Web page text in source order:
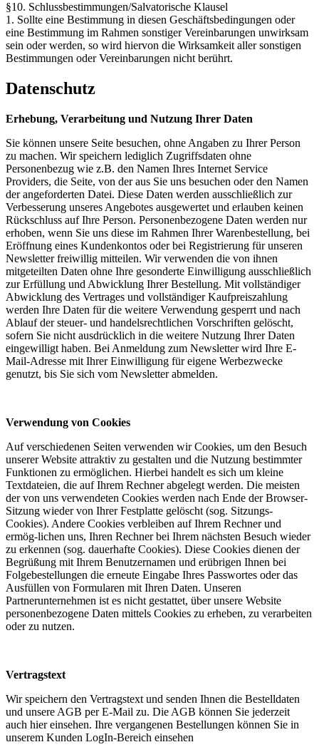
§10. Schlussbestimmungen/Salvatorische Klausel
1. Sollte eine Bestimmung in diesen Geschäftsbedingungen oder
eine Bestimmung im Rahmen sonstiger Vereinbarungen unwirksam
sein oder werden, so wird hiervon die Wirksamkeit aller sonstigen
Bestimmungen oder Vereinbarungen nicht berührt.
Datenschutz
Erhebung, Verarbeitung und Nutzung Ihrer Daten
Sie können unsere Seite besuchen, ohne Angaben zu Ihrer Person
zu machen. Wir speichern lediglich Zugriffsdaten ohne
Personenbezug wie z.B. den Namen Ihres Internet Service
Providers, die Seite, von der aus Sie uns besuchen oder den Namen
der angeforderten Datei. Diese Daten werden ausschließlich zur
Verbesserung unseres Angebotes ausgewertet und erlauben keinen
Rückschluss auf Ihre Person. Personenbezogene Daten werden nur
erhoben, wenn Sie uns diese im Rahmen Ihrer Warenbestellung, bei
Eröffnung eines Kundenkontos oder bei Registrierung für unseren
Newsletter freiwillig mitteilen. Wir verwenden die von ihnen
mitgeteilten Daten ohne Ihre gesonderte Einwilligung ausschließlich
zur Erfüllung und Abwicklung Ihrer Bestellung. Mit vollständiger
Abwicklung des Vertrages und vollständiger Kaufpreiszahlung
werden Ihre Daten für die weitere Verwendung gesperrt und nach
Ablauf der steuer- und handelsrechtlichen Vorschriften gelöscht,
sofern Sie nicht ausdrücklich in die weitere Nutzung Ihrer Daten
eingewilligt haben. Bei Anmeldung zum Newsletter wird Ihre E-
Mail-Adresse mit Ihrer Einwilligung für eigene Werbezwecke
genutzt, bis Sie sich vom Newsletter abmelden.
Verwendung von Cookies
Auf verschiedenen Seiten verwenden wir Cookies, um den Besuch
unserer Website attraktiv zu gestalten und die Nutzung bestimmter
Funktionen zu ermöglichen. Hierbei handelt es sich um kleine
Textdateien, die auf Ihrem Rechner abgelegt werden. Die meisten
der von uns verwendeten Cookies werden nach Ende der Browser-
Sitzung wieder von Ihrer Festplatte gelöscht (sog. Sitzungs-
Cookies). Andere Cookies verbleiben auf Ihrem Rechner und
ermög-lichen uns, Ihren Rechner bei Ihrem nächsten Besuch wieder
zu erkennen (sog. dauerhafte Cookies). Diese Cookies dienen der
Begrüßung mit Ihrem Benutzernamen und erübrigen Ihnen bei
Folgebestellungen die erneute Eingabe Ihres Passwortes oder das
Ausfüllen von Formularen mit Ihren Daten. Unseren
Partnerunternehmen ist es nicht gestattet, über unsere Website
personenbezogene Daten mittels Cookies zu erheben, zu verarbeiten
oder zu nutzen.
Vertragstext
Wir speichern den Vertragstext und senden Ihnen die Bestelldaten
und unsere AGB per E-Mail zu. Die AGB können Sie jederzeit
auch hier einsehen. Ihre vergangenen Bestellungen können Sie in
unserem Kunden LogIn-Bereich einsehen